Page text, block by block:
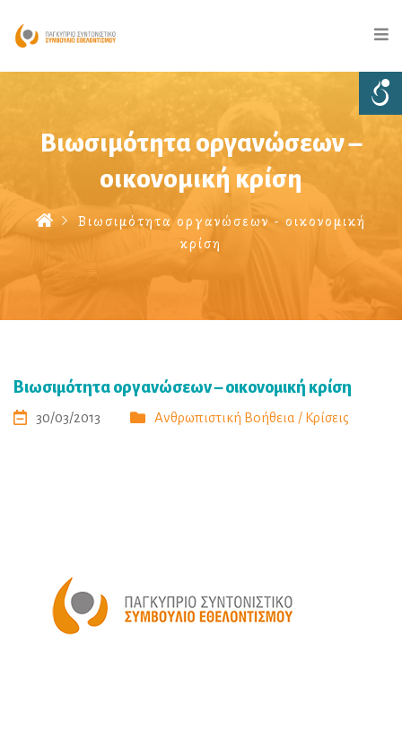
Βιωσιμότητα οργανώσεων –
οικονομική κρίση
Βιωσιμότητα οργανώσεων - οικονομική
κρίση
Βιωσιμότητα οργανώσεων – οικονομική κρίση
30/03/2013 Ανθρωπιστική Βοήθεια / Κρίσεις